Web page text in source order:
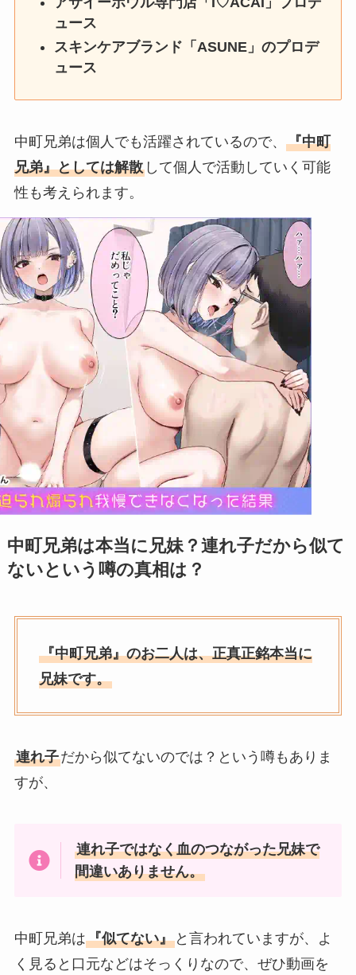
ュース
スキンケアブランド「ASUNE」のプロデ
ュース
中町兄弟は個人でも活躍されているので、 『中町
兄弟』としては解散して個人で活動していく可能
性も考えられます。
中町兄弟は本当に兄妹？連れ子だから似て
ないという噂の真相は？
『中町兄弟』のお二人は、正真正銘本当に
兄妹です。
連れ子だから似てないのでは？という噂もありま
すが、
連れ子ではなく血のつながった兄妹で
間違いありません。
中町兄弟は『似てない』と言われていますが、よ
く見ると口元などはそっくりなので、ぜひ動画を